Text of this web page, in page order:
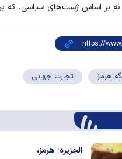
بر اساس ژست‌های سیاسی، که بر
هرمز تجارت جهانی
الجزیره: هرمز،